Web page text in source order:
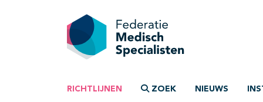
RICHTLIJNEN ZOEK NIEUWS